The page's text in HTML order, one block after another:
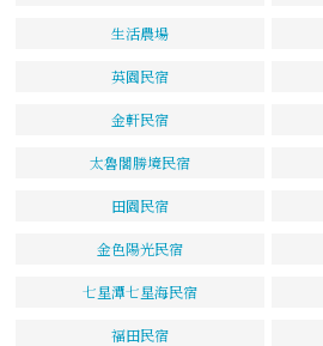
生活農場
英園民宿
金軒民宿
太魯閣勝境民宿
田園民宿
金色陽光民宿
七星潭七星海民宿
福田民宿